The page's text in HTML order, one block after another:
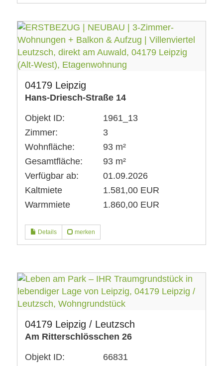
04179 Leipzig
Hans-Driesch-Straße 14
Objekt ID:
1961_13
Zimmer:
3
Wohnfläche:
93 m²
Gesamtfläche:
93 m²
Verfügbar ab:
01.09.2026
Kaltmiete
1.581,00 EUR
Warmmiete
1.860,00 EUR
Details merken
04179 Leipzig / Leutzsch
Am Ritterschlösschen 26
Objekt ID:
66831